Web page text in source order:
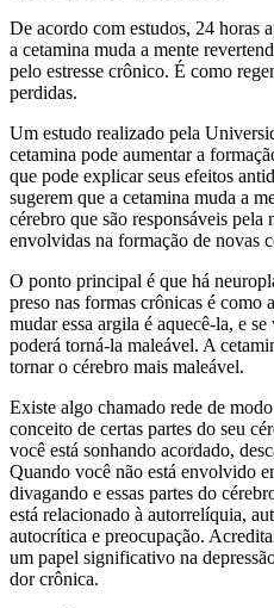
De acordo com estudos, 24 horas
a cetamina muda a mente
pelo estresse crônico. É como
perdidas.
Um estudo realizado pela
cetamina pode aumentar a
que pode explicar seus efeitos
sugerem que a cetamina muda a
cérebro que são responsáveis pela
envolvidas na formação de novas
O ponto principal é que há
preso nas formas crônicas é como
mudar essa argila é aquecê-la, e
poderá torná-la maleável. A
tornar o cérebro mais maleável.
Existe algo chamado rede de
conceito de certas partes do seu
você está sonhando acordado,
Quando você não está envolvido
divagando e essas partes do
está relacionado à autorrelíquia,
autocrítica e preocupação.
um papel significativo na
dor crônica.